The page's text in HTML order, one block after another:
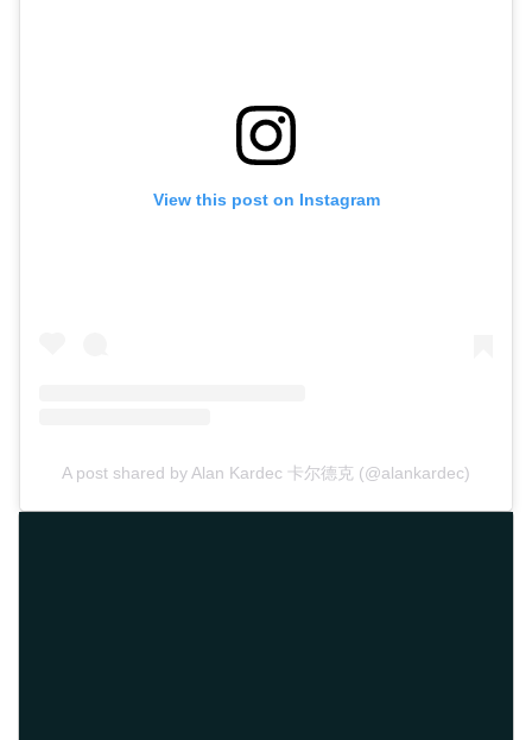
View this post on Instagram
A post shared by Alan Kardec 卡尔德克 (@alankardec)